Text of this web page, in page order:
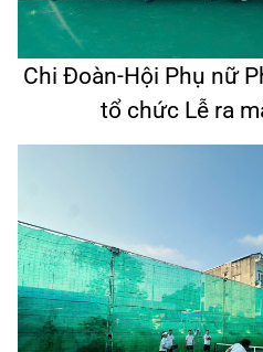
Chi Đoàn-Hội Phụ nữ
tổ chức Lễ ra